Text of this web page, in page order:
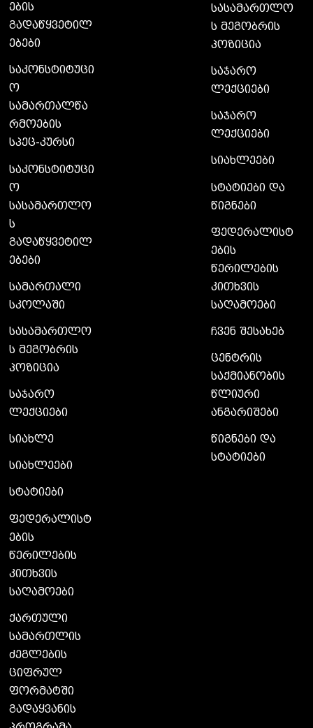
ების
გადაწყვეტილ
ებები
საკონსტიტუცი
ო
სამართალწა
რმოების
სპეც-კურსი
საკონსტიტუცი
ო
სასამართლო
ს
გადაწყვეტილ
ებები
სამართალი
სკოლაში
სასამართლო
ს მეგობრის
პოზიცია
საჯარო
ლექციები
სიახლე
სიახლეები
სტატიები
ფედერალისტ
ების
წერილების
კითხვის
საღამოები
ქართული
სამართლის
ძეგლების
ციფრულ
ფორმატში
გადაყვანის
სასამართლო
ს მეგობრის
პოზიცია
საჯარო
ლექციები
საჯარო
ლექციები
სიახლეები
სტატიები და
წიგნები
ფედერალისტ
ების
წერილების
კითხვის
საღამოები
ჩვენ შესახებ
ცენტრის
საქმიანობის
წლიური
ანგარიშები
წიგნები და
სტატიები